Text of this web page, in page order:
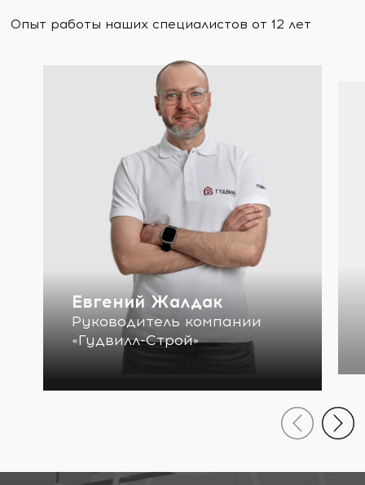
Опыт работы наших специалистов от 12 лет
Евгений Жалдак
Руководитель компании
«Гудвилл-Строй»